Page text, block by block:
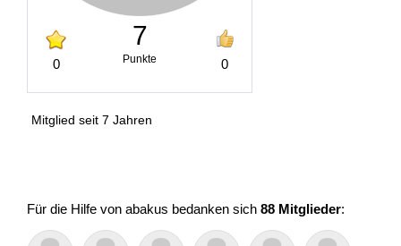
0
7
Punkte 0
Mitglied seit 7 Jahren
Für die Hilfe von abakus bedanken sich 88 Mitglieder: